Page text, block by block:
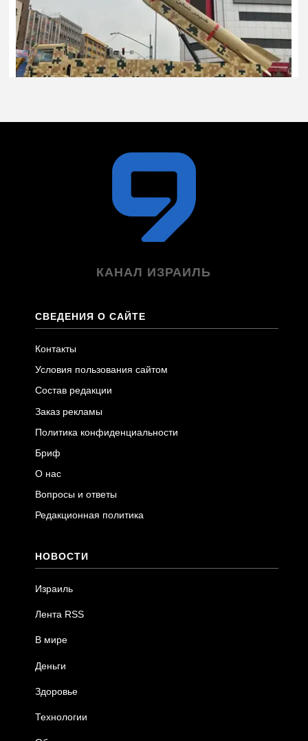
КАНАЛ ИЗРАИЛЬ
СВЕДЕНИЯ О САЙТЕ
Контакты
Условия пользования сайтом
Состав редакции
Заказ рекламы
Политика конфиденциальности
Бриф
О нас
Вопросы и ответы
Редакционная политика
НОВОСТИ
Израиль
Лента RSS
В мире
Деньги
Здоровье
Технологии